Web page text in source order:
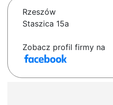
Rzeszów
Staszica 15a
Zobacz profil firmy na